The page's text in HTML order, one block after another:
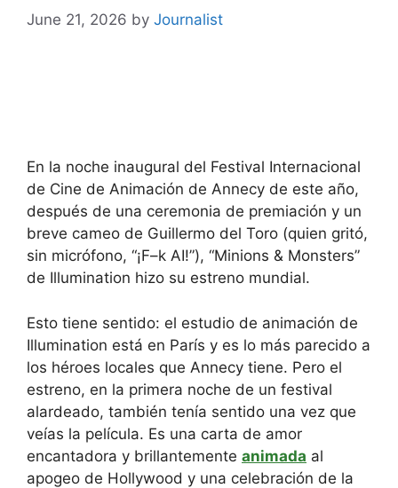
June 21, 2026 by Journalist
En la noche inaugural del Festival Internacional
de Cine de Animación de Annecy de este año,
después de una ceremonia de premiación y un
breve cameo de Guillermo del Toro (quien gritó,
sin micrófono, “¡F–k AI!”), “Minions & Monsters”
de Illumination hizo su estreno mundial.
Esto tiene sentido: el estudio de animación de
Illumination está en París y es lo más parecido a
los héroes locales que Annecy tiene. Pero el
estreno, en la primera noche de un festival
alardeado, también tenía sentido una vez que
veías la película. Es una carta de amor
encantadora y brillantemente animada al
apogeo de Hollywood y una celebración de la